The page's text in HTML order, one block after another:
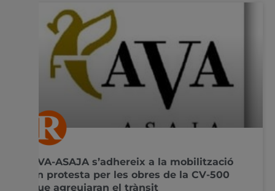
AVA-ASAJA s’adhereix a la mobilització
en protesta per les obres de la CV-500
que agreujaran el trànsit